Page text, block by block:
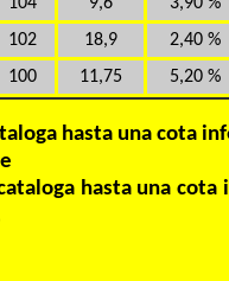
102 18,9
2,40 %
100 11,75 5,20 %
hasta una cota
hasta una